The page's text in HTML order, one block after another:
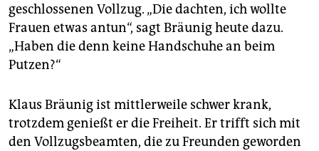
geschlossenen Vollzug. „Die dachten, ich wollte
Frauen etwas antun“, sagt Bräunig heute dazu.
„Haben die denn keine Handschuhe an beim
Putzen?“
Klaus Bräunig ist mittlerweile schwer krank,
trotzdem genießt er die Freiheit. Er trifft sich mit
den Vollzugsbeamten, die zu Freunden geworden